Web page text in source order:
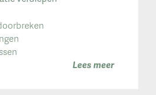
Lees meer